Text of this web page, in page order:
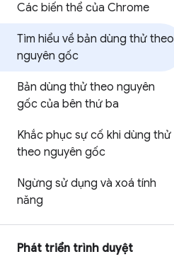
Các biến thể của Chrome
Tìm hiểu về bản dùng thử theo
nguyên gốc
Bản dùng thử theo nguyên
gốc của bên thứ ba
Khắc phục sự cố khi dùng thử
theo nguyên gốc
Ngừng sử dụng và xoá tính
năng
Phát triển trình duyệt